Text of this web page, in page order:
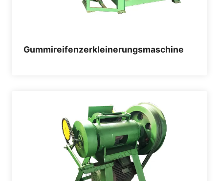
Gummireifenzerkleinerungsmaschine